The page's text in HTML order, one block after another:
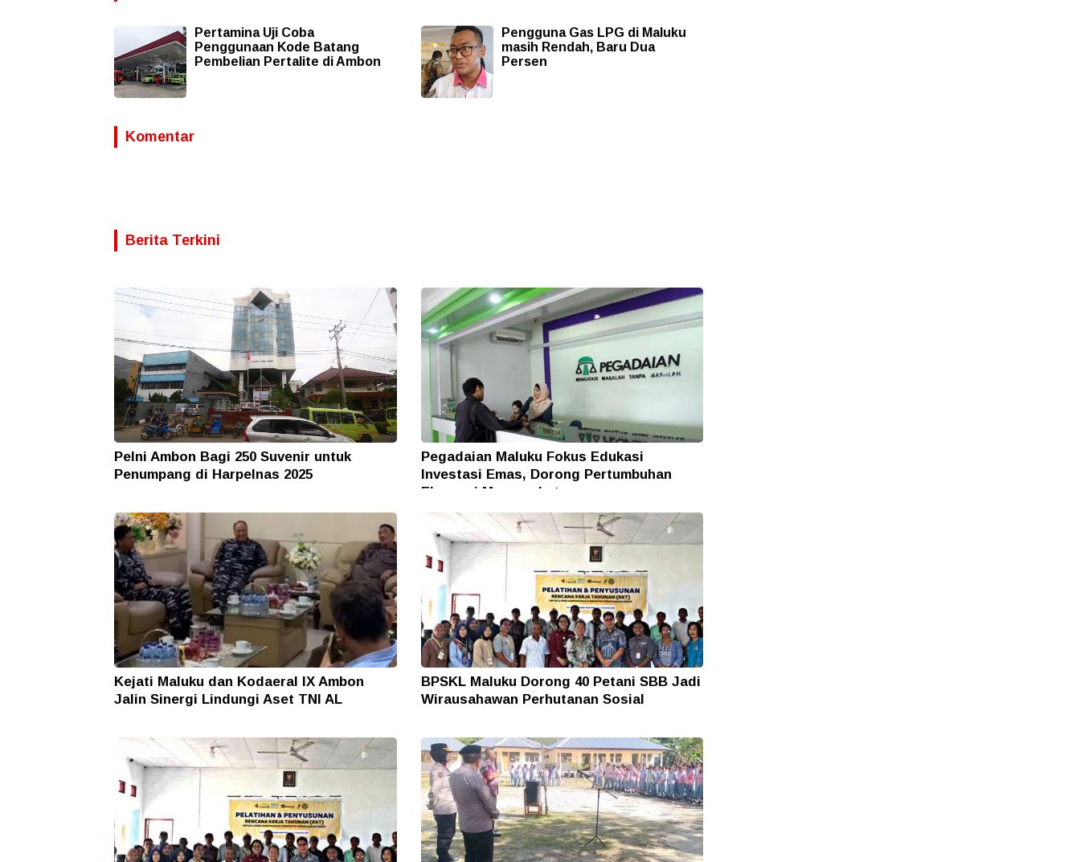
Pertamina Uji Coba
Penggunaan Kode Batang
Pembelian Pertalite di Ambon
Pengguna Gas LPG di Maluku
masih Rendah, Baru Dua
Persen
Komentar
Berita Terkini
Pelni Ambon Bagi 250 Suvenir untuk
Penumpang di Harpelnas 2025
Pegadaian Maluku Fokus Edukasi
Investasi Emas, Dorong Pertumbuhan
Ekonomi Masyarakat
Kejati Maluku dan Kodaeral IX Ambon
Jalin Sinergi Lindungi Aset TNI AL
BPSKL Maluku Dorong 40 Petani SBB Jadi
Wirausahawan Perhutanan Sosial